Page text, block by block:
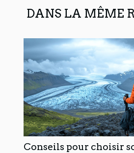
DANS LA MÊME
Conseils pour choisir